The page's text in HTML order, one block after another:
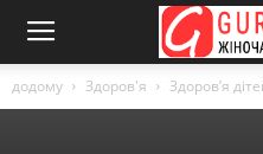
додому Здоров'я Здоров’я